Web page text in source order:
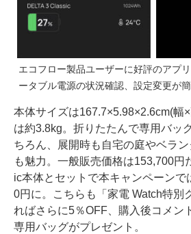
エコフロー製品ユーザーに好評のアプ
ータブル電源の状況確認、設定変更が
本体サイズは167.7×5.98×2.6cm(幅
は約3.8kg。折りたたんで専用バッ
ちろん、展開時も自宅の庭やベラ
も魅力。一般販売価格は153,700円
ic本体とセットで本キャンペーンで
0円に。こちらも「家電 Watch特別
ればさらに5％OFF、購入後コメン
専用バッグがプレゼント。